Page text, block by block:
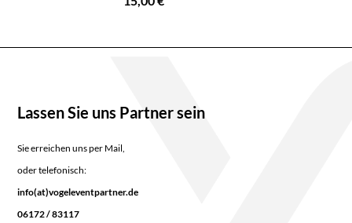
Lassen Sie uns Partner sein
Sie erreichen uns per Mail,
oder telefonisch:
info(at)vogeleventpartner.de
06172 / 83117